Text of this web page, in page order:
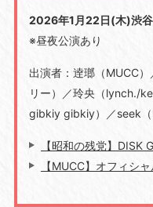
2026年1月22日(木)渋谷
※昼夜公演あり
出演者：逹瑯（MUCC
リー）／玲央（lynch./
gibkiy gibkiy）／seek（
【昭和の残党】DISK
【MUCC】オフィシ